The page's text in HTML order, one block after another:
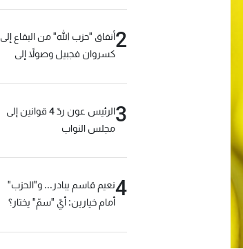
2أنفاق "حزب الله" من البقاع إلى
كسروان فجبيل وصولاً إلى
3
الرئيس عون ردّ 4 قوانين إلى
مجلس النواب
4نعيم قاسم يبادر... و"الحزب"
أمام خيارين: أيّ "سمّ" يختار؟